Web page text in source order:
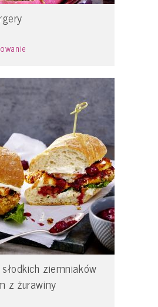
ziemniaków
z żurawiny